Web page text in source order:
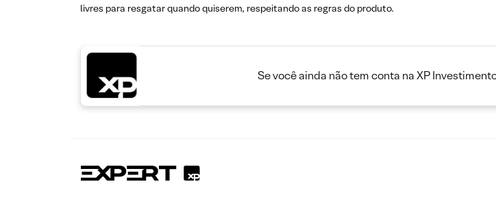
livres para resgatar quando quiserem, respeitando as regras do produto.
Se você ainda não tem conta na XP